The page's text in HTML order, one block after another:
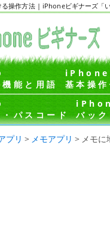
操作方法 | iPhoneビギナーズ「
能と用語
iPhone
基本操
パスコード
バッ
プリ > メモアプリ > メモに